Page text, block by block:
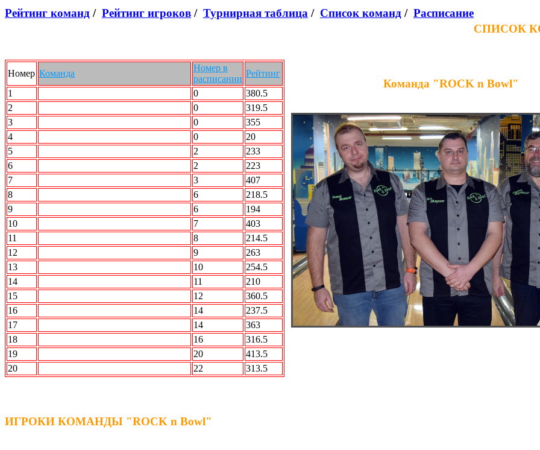
Рейтинг команд / Рейтинг игроков / Турнирная таблица / Список команд / Расписание
СПИСОК
Номер Команда
Номер в
расписании
Рейтинг
1
0
380.5
2
0
319.5
3
0
355
4
0
20
5
2
233
6
2
223
7
3
407
8
6
218.5
9
6
194
10
7
403
11
8
214.5
12
9
263
13
10
254.5
14
11
210
15
12
360.5
16
14
237.5
17
14
363
18
16
316.5
19
20
413.5
20
22 313.5
Команда "ROCK n Bowl"
ИГРОКИ КОМАНДЫ "ROCK n Bowl"